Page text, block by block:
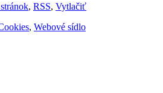
, RSS, Vytlačiť
, Webové sídlo